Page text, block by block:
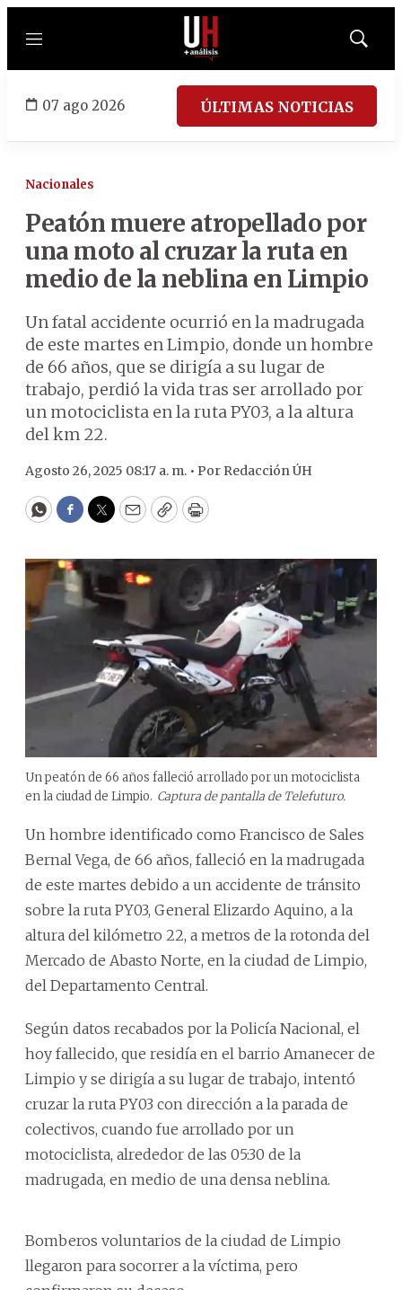
Menú
Mostrar
07 ago 2026 ÚLTIMAS NOTICIAS
Nacionales
Peatón muere atropellado por
una moto al cruzar la ruta en
medio de la neblina en Limpio
Un fatal accidente ocurrió en la madrugada
de este martes en Limpio, donde un hombre
de 66 años, que se dirigía a su lugar de
trabajo, perdió la vida tras ser arrollado por
un motociclista en la ruta PY03, a la altura
del km 22.
Agosto 26, 2025 08:17 a. m. • Por Redacción ÚH
WhatsApp
Facebook
Twitter
EmailCopyPrint
Un peatón de 66 años falleció arrollado por un motociclista
en la ciudad de Limpio. Captura de pantalla de Telefuturo.
Un hombre identificado como Francisco de Sales
Bernal Vega, de 66 años, falleció en la madrugada
de este martes debido a un accidente de tránsito
sobre la ruta PY03, General Elizardo Aquino, a la
altura del kilómetro 22, a metros de la rotonda del
Mercado de Abasto Norte, en la ciudad de Limpio,
del Departamento Central.
Según datos recabados por la Policía Nacional, el
hoy fallecido, que residía en el barrio Amanecer de
Limpio y se dirigía a su lugar de trabajo, intentó
cruzar la ruta PY03 con dirección a la parada de
colectivos, cuando fue arrollado por un
motociclista, alrededor de las 05:30 de la
madrugada, en medio de una densa neblina.
Bomberos voluntarios de la ciudad de Limpio
llegaron para socorrer a la víctima, pero